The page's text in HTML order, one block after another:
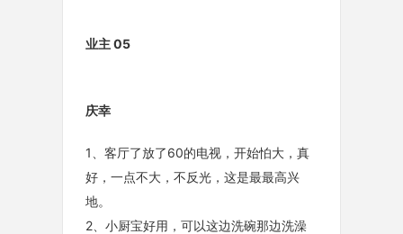
业主 05
庆幸
1、客厅了放了60的电视，开始怕大，真
好，一点不大，不反光，这是最最高兴
地。
2、小厨宝好用，可以这边洗碗那边洗澡